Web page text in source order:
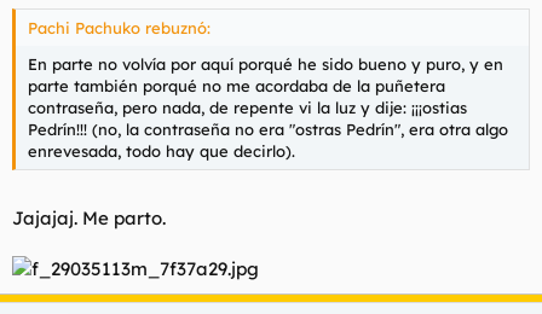
Pachi Pachuko rebuznó:
En parte no volvía por aquí porqué he sido bueno y puro, y en
parte también porqué no me acordaba de la puñetera
contraseña, pero nada, de repente vi la luz y dije: ¡¡¡ostias
Pedrín!!! (no, la contraseña no era "ostras Pedrín", era otra algo
enrevesada, todo hay que decirlo).
Jajajaj. Me parto.